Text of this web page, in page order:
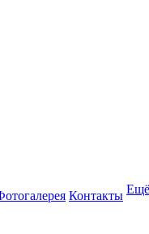
Контакты Ещё